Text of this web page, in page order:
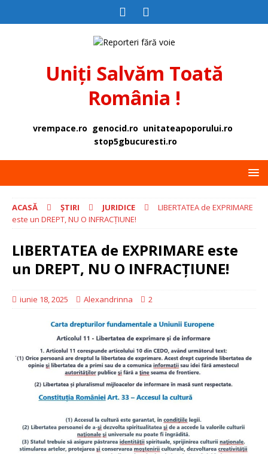
Uniți Salvăm Toată
România !
vrempace.ro genocid.ro unitateapoporului.ro
stop5gbucuresti.ro
ACASĂ ȘTIRI JURIDICE
LIBERTATEA de EXPRIMARE
este un DREPT, NU O INFRACȚIUNE!
LIBERTATEA de EXPRIMARE este
un DREPT, NU O INFRACȚIUNE!
iunie 18, 2025 Alexandrinna 2